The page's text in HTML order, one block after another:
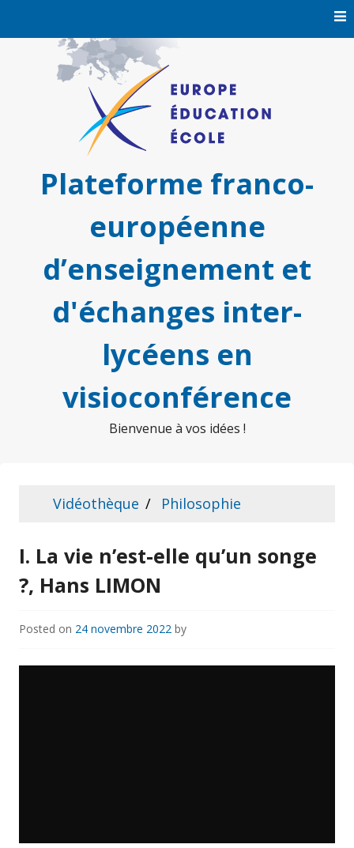
Plateforme franco-
européenne
d’enseignement et
d'échanges inter-
lycéens en
visioconférence
Bienvenue à vos idées !
Vidéothèque Philosophie
I. La vie n’est-elle qu’un songe
?, Hans LIMON
Posted on 24 novembre 2022 by